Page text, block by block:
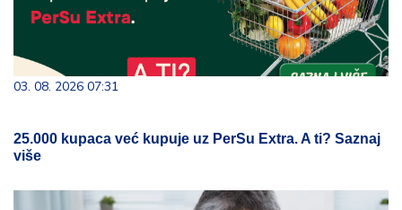
03. 08. 2026 07:31
25.000 kupaca već kupuje uz PerSu Extra. A ti? Saznaj
više